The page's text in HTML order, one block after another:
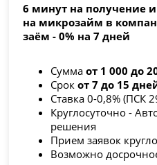
6 минут на получение
на микрозайм в
заём - 0% на 7 дней
Суммаот 1 000 до
Срокот 7 до 15
Ставка 0-0,8% (ПСК
Круглосуточно -
решения
Прием заявок
Возможно